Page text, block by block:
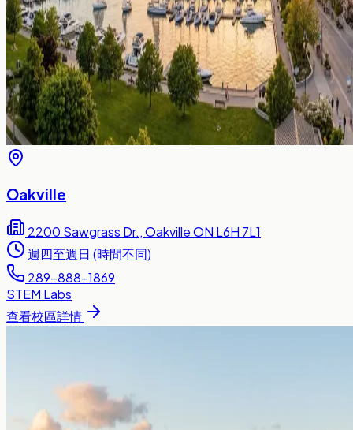
Oakville
2200 Sawgrass Dr., Oakville ON L6H 7L1
週四至週日 (時間不同)
289-888-1869
STEM Labs
查看校區詳情